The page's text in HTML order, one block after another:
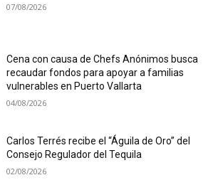
07/08/2026
Cena con causa de Chefs Anónimos busca
recaudar fondos para apoyar a familias
vulnerables en Puerto Vallarta
04/08/2026
Carlos Terrés recibe el “Águila de Oro” del
Consejo Regulador del Tequila
02/08/2026